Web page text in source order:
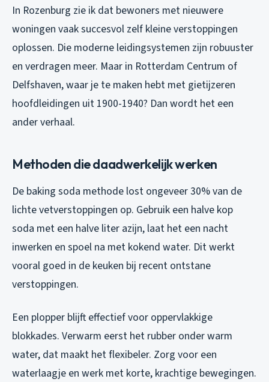
In Rozenburg zie ik dat bewoners met nieuwere
woningen vaak succesvol zelf kleine verstoppingen
oplossen. Die moderne leidingsystemen zijn robuuster
en verdragen meer. Maar in Rotterdam Centrum of
Delfshaven, waar je te maken hebt met gietijzeren
hoofdleidingen uit 1900-1940? Dan wordt het een
ander verhaal.
Methoden die daadwerkelijk werken
De baking soda methode lost ongeveer 30% van de
lichte vetverstoppingen op. Gebruik een halve kop
soda met een halve liter azijn, laat het een nacht
inwerken en spoel na met kokend water. Dit werkt
vooral goed in de keuken bij recent ontstane
verstoppingen.
Een plopper blijft effectief voor oppervlakkige
blokkades. Verwarm eerst het rubber onder warm
water, dat maakt het flexibeler. Zorg voor een
waterlaagje en werk met korte, krachtige bewegingen.